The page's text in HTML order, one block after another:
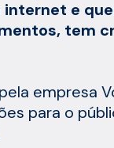
e
tem
empresa
para o